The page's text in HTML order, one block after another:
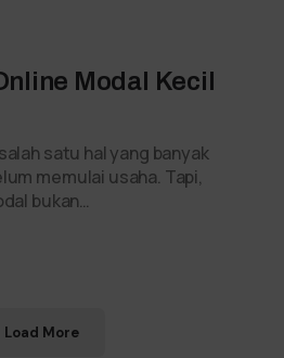
Modal Kecil
satu hal yang banyak
memulai usaha. Tapi,
bukan…
Load More